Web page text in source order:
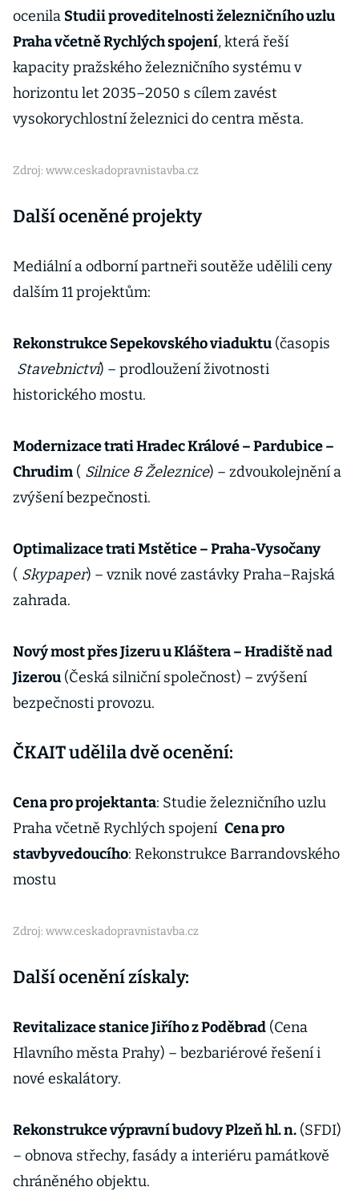
ocenila Studii proveditelnosti železničního uzlu
Praha včetně Rychlých spojení, která řeší
kapacity pražského železničního systému v
horizontu let 2035–2050 s cílem zavést
vysokorychlostní železnici do centra města.
Zdroj: www.ceskadopravnistavba.cz
Další oceněné projekty
Mediální a odborní partneři soutěže udělili ceny
dalším 11 projektům:
Rekonstrukce Sepekovského viaduktu (časopis
Stavebnictví) – prodloužení životnosti
historického mostu.
Modernizace trati Hradec Králové – Pardubice –
Chrudim ( Silnice & Železnice) – zdvoukolejnění a
zvýšení bezpečnosti.
Optimalizace trati Mstětice – Praha-Vysočany
( Skypaper) – vznik nové zastávky Praha–Rajská
zahrada.
Nový most přes Jizeru u Kláštera – Hradiště nad
Jizerou (Česká silniční společnost) – zvýšení
bezpečnosti provozu.
ČKAIT udělila dvě ocenění:
Cena pro projektanta: Studie železničního uzlu
Praha včetně Rychlých spojení Cena pro
stavbyvedoucího: Rekonstrukce Barrandovského
mostu
Zdroj: www.ceskadopravnistavba.cz
Další ocenění získaly:
Revitalizace stanice Jiřího z Poděbrad (Cena
Hlavního města Prahy) – bezbariérové řešení i
nové eskalátory.
Rekonstrukce výpravní budovy Plzeň hl. n. (SFDI)
– obnova střechy, fasády a interiéru památkově
chráněného objektu.